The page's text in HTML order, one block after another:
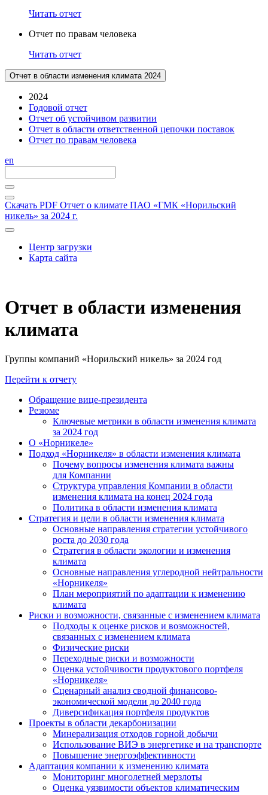
Читать отчет
Отчет по правам человека
Читать отчет
Отчет в области изменения климата 2024
2024
Годовой отчет
Отчет об устойчивом развитии
Отчет в области ответственной цепочки поставок
Отчет по правам человека
en
Скачать PDF Отчет о климате ПАО «ГМК «Норильский
никель» за 2024 г.
Центр загрузки
Карта сайта
Отчет в области изменения
климата
Группы компаний «Норильский никель» за 2024 год
Перейти к отчету
Обращение вице-президента
Резюме
Ключевые метрики в области изменения климата
за 2024 год
О «Норникеле»
Подход «Норникеля» в области изменения климата
Почему вопросы изменения климата важны
для Компании
Структура управления Компании в области
изменения климата на конец 2024 года
Политика в области изменения климата
Стратегия и цели в области изменения климата
Основные направления стратегии устойчивого
роста до 2030 года
Стратегия в области экологии и изменения
климата
Основные направления углеродной нейтральности
«Норникеля»
План мероприятий по адаптации к изменению
климата
Риски и возможности, связанные с изменением климата
Подходы к оценке рисков и возможностей,
связанных с изменением климата
Физические риски
Переходные риски и возможности
Оценка устойчивости продуктового портфеля
«Норникеля»
Сценарный анализ сводной финансово-
экономической модели до 2040 года
Диверсификация портфеля продуктов
Проекты в области декарбонизации
Минерализация отходов горной добычи
Использование ВИЭ в энергетике и на транспорте
Повышение энергоэффективности
Адаптация компании к изменению климата
Мониторинг многолетней мерзлоты
Оценка уязвимости объектов климатическим